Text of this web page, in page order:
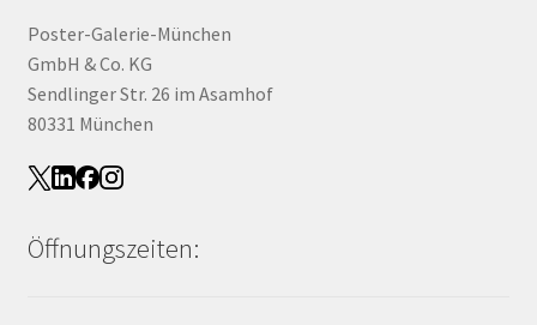
Poster-Galerie-München
GmbH & Co. KG
Sendlinger Str. 26 im Asamhof
80331 München
Öffnungszeiten: